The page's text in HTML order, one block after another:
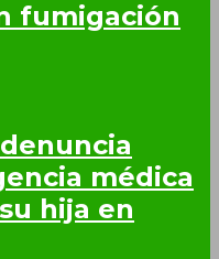
fumigación
médica
hija en